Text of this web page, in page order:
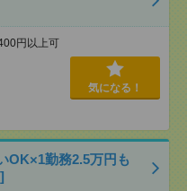
円以上可
気になる！
OK×1勤務2.5万円も